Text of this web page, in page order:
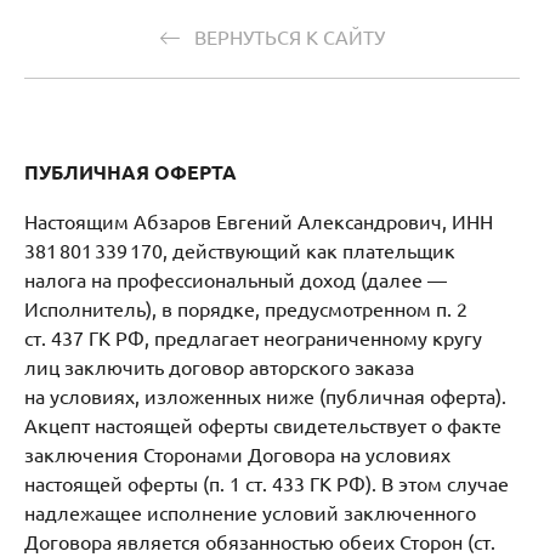
ВЕРНУТЬСЯ К САЙТУ
ПУБЛИЧНАЯ ОФЕРТА
Настоящим Абзаров Евгений Александрович, ИНН
381 801 339 170, действующий как плательщик
налога на профессиональный доход (далее —
Исполнитель), в порядке, предусмотренном п. 2
ст. 437 ГК РФ, предлагает неограниченному кругу
лиц заключить договор авторского заказа
на условиях, изложенных ниже (публичная оферта).
Акцепт настоящей оферты свидетельствует о факте
заключения Сторонами Договора на условиях
настоящей оферты (п. 1 ст. 433 ГК РФ). В этом случае
надлежащее исполнение условий заключенного
Договора является обязанностью обеих Сторон (ст.